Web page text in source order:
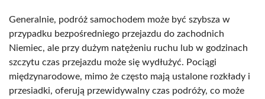
Generalnie, podróż samochodem może być szybsza w
przypadku bezpośredniego przejazdu do zachodnich
Niemiec, ale przy dużym natężeniu ruchu lub w godzinach
szczytu czas przejazdu może się wydłużyć. Pociągi
międzynarodowe, mimo że często mają ustalone rozkłady i
przesiadki, oferują przewidywalny czas podróży, co może